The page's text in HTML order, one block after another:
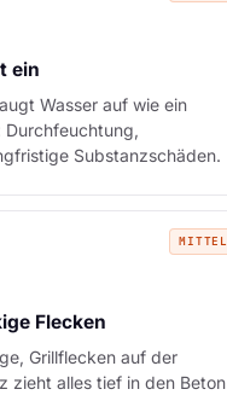
ein
Wasser auf wie ein
Durchfeuchtung,
Substanzschäden.
MITTEL
Flecken
Grillflecken auf der
zieht alles tief in den Beton